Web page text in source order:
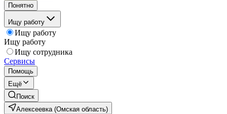
Понятно
Ищу работу
Ищу работу
Ищу работу
Ищу сотрудника
Сервисы
Помощь
Ещё
Поиск
Алексеевка (Омская область)